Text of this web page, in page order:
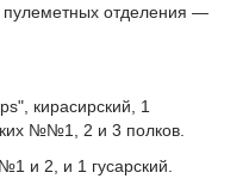
отделения —
кирасирский, 1
№№1, 2 и 3 полков.
и 2, и 1 гусарский.